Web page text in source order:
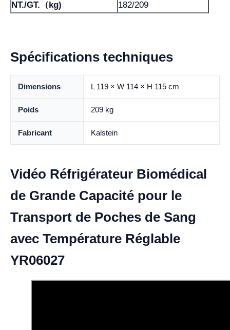
NT./GT.（kg)
182/209
Spécifications techniques
Dimensions L 119 × W 114 × H 115 cm
Poids 209 kg
Fabricant Kalstein
Vidéo Réfrigérateur Biomédical
de Grande Capacité pour le
Transport de Poches de Sang
avec Température Réglable
YR06027